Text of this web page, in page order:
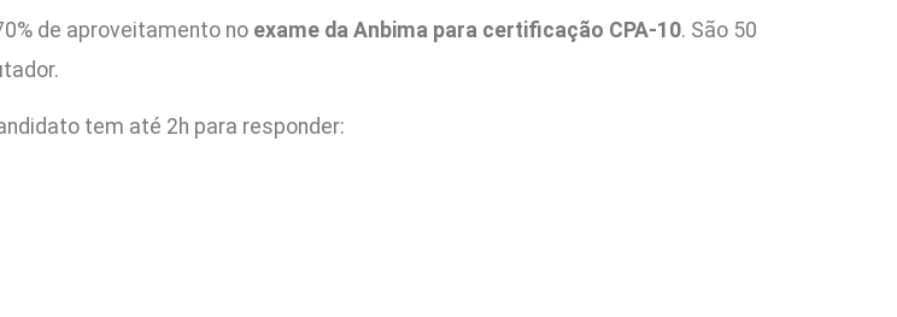
de aproveitamento no exame da Anbima para certificação CPA-10. São 50
tem até 2h para responder: